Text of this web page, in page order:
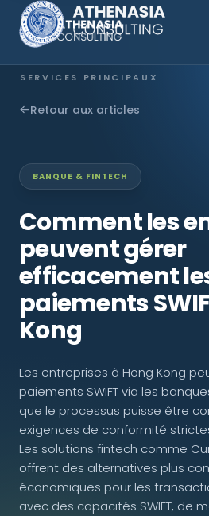
SERVICES PRINCIPAUX
Constitution de société
EXPLORER
À propos
Actualités
NOUS SUIVRE
Contactez-nous
Retour aux articles
BANQUE & FINTECH
Comment les
peuvent gérer
efficacement
paiements
Kong
Les entreprises à Hong Kong
paiements SWIFT via les
que le processus puisse être
exigences de conformité
Les solutions fintech comme
offrent des alternatives plus
économiques pour les
avec des capacités SWIFT, de